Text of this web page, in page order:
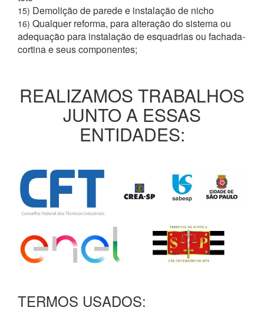
15) Demolição de parede e instalação de nicho
16) Qualquer reforma, para alteração do sistema ou
adequação para instalação de esquadrias ou fachada-
cortina e seus componentes;
REALIZAMOS TRABALHOS
JUNTO A ESSAS
ENTIDADES:
TERMOS USADOS: